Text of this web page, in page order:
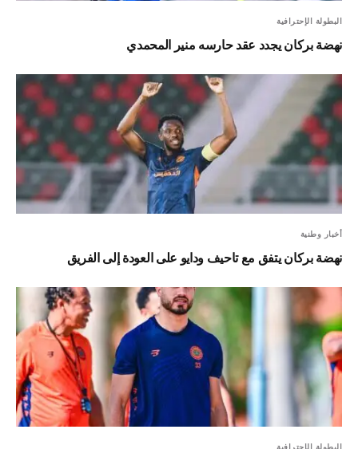
البطولة الإحترافية
نهضة بركان يجدد عقد حارسه منير المحمدي
أخبار وطنية
نهضة بركان يتفق مع تاحيف ودايو على العودة إلى الفريق
البطولة الإحترافية